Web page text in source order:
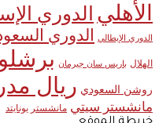
الأهلي الدوري
الدوري الإيطالي الدوري
الهلال باريس سان جيرمان
روشن السعودي ريال
مانشستر سيتي مانشستر يونايتد